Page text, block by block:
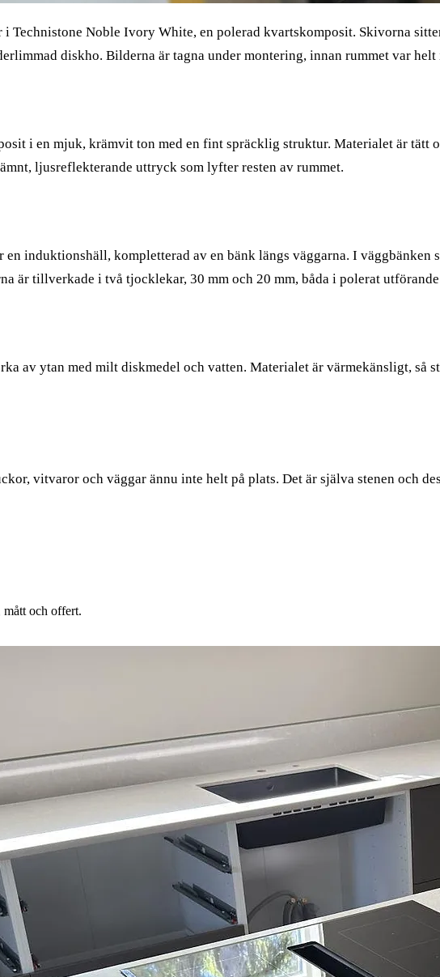
Technistone Noble Ivory White, en polerad kvartskomposit. Skivorna
diskho. Bilderna är tagna under montering, innan rummet var helt
i en mjuk, krämvit ton med en fint spräcklig struktur. Materialet är
ljusreflekterande uttryck som lyfter resten av rummet.
induktionshäll, kompletterad av en bänk längs väggarna. I
är tillverkade i två tjocklekar, 30 mm och 20 mm, båda i polerat
av ytan med milt diskmedel och vatten. Materialet är värmekänsligt, så
vitvaror och väggar ännu inte helt på plats. Det är själva stenen och
och offert.